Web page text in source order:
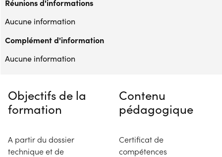
Réunions d'informations
Aucune information
Complément d'information
Aucune information
Objectifs de la
formation
A partir du dossier
technique et de
Contenu
pédagogique
Certificat de
compétences